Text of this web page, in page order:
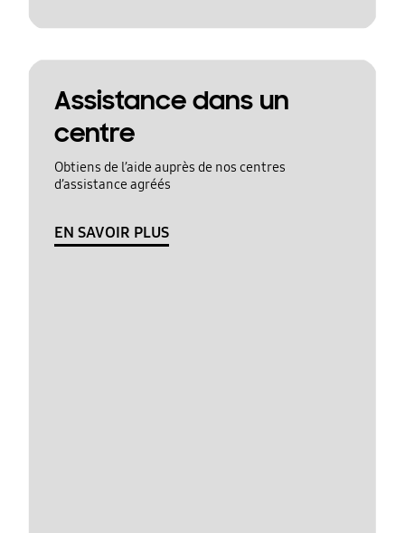
Assistance dans un
centre
Obtiens de l’aide auprès de nos centres
d’assistance agréés
EN SAVOIR PLUS